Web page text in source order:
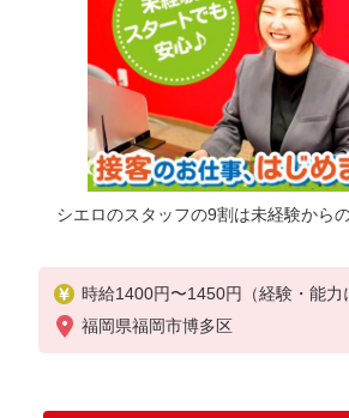
シエロのスタッフの9割は未経験から
時給1400円〜1450円（経験・能力
※残業代支給
★交通費別途支給（規定あり）
入社祝い金10万円支給(規定有)
福岡県福岡市博多区